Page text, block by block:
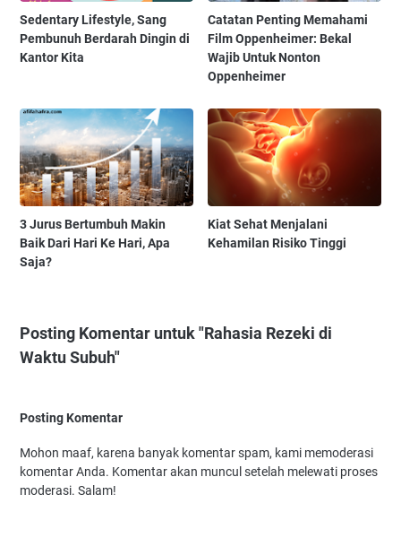
Sedentary Lifestyle, Sang
Pembunuh Berdarah Dingin di
Kantor Kita
Catatan Penting Memahami
Film Oppenheimer: Bekal
Wajib Untuk Nonton
Oppenheimer
3 Jurus Bertumbuh Makin
Baik Dari Hari Ke Hari, Apa
Saja?
Kiat Sehat Menjalani
Kehamilan Risiko Tinggi
Posting Komentar untuk "Rahasia Rezeki di
Waktu Subuh"
Posting Komentar
Mohon maaf, karena banyak komentar spam, kami memoderasi
komentar Anda. Komentar akan muncul setelah melewati proses
moderasi. Salam!